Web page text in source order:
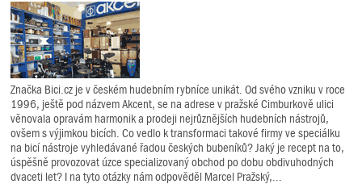
Značka Bici.cz je v českém hudebním rybníce unikát. Od svého vzniku v roce
1996, ještě pod názvem Akcent, se na adrese v pražské Cimburkově ulici
věnovala opravám harmonik a prodeji nejrůznějších hudebních nástrojů,
ovšem s výjimkou bicích. Co vedlo k transformaci takové firmy ve speciálku
na bicí nástroje vyhledávané řadou českých bubeníků? Jaký je recept na to,
úspěšně provozovat úzce specializovaný obchod po dobu obdivuhodných
dvaceti let? I na tyto otázky nám odpověděl Marcel Pražský,...